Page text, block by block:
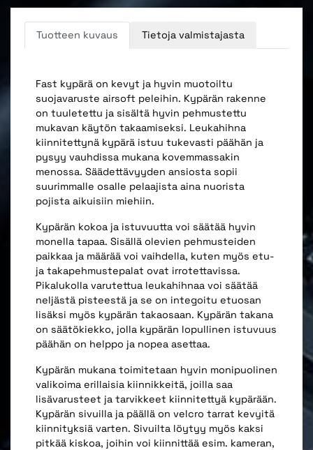
Tuotteen kuvaus Tietoja valmistajasta
Fast kypärä on kevyt ja hyvin muotoiltu
suojavaruste airsoft peleihin. Kypärän rakenne
on tuuletettu ja sisältä hyvin pehmustettu
mukavan käytön takaamiseksi. Leukahihna
kiinnitettynä kypärä istuu tukevasti päähän ja
pysyy vauhdissa mukana kovemmassakin
menossa. Säädettävyyden ansiosta sopii
suurimmalle osalle pelaajista aina nuorista
pojista aikuisiin miehiin.
Kypärän kokoa ja istuvuutta voi säätää hyvin
monella tapaa. Sisällä olevien pehmusteiden
paikkaa ja määrää voi vaihdella, kuten myös etu-
ja takapehmustepalat ovat irrotettavissa.
Pikalukolla varutettua leukahihnaa voi säätää
neljästä pisteestä ja se on integoitu etuosan
lisäksi myös kypärän takaosaan. Kypärän takana
on säätökiekko, jolla kypärän lopullinen istuvuus
päähän on helppo ja nopea asettaa.
Kypärän mukana toimitetaan hyvin monipuolinen
valikoima erillaisia kiinnikkeitä, joilla saa
lisävarusteet ja tarvikkeet kiinnitettyä kypärään.
Kypärän sivuilla ja päällä on velcro tarrat kevyitä
kiinnityksiä varten. Sivuilta löytyy myös kaksi
pitkää kiskoa, joihin voi kiinnittää esim. kameran,